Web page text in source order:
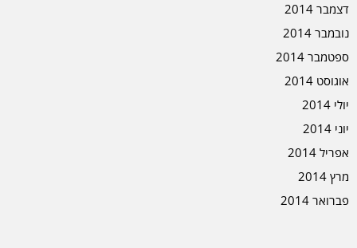
דצמבר 2014
נובמבר 2014
ספטמבר 2014
אוגוסט 2014
יולי 2014
יוני 2014
אפריל 2014
מרץ 2014
פברואר 2014